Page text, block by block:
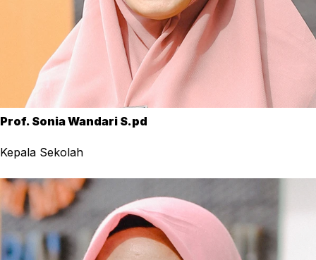
Prof. Sonia Wandari S.pd
Kepala Sekolah